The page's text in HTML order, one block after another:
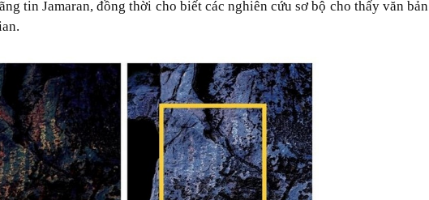
tin Jamaran, đồng thời cho biết các nghiên cứu sơ bộ cho thấy văn bản